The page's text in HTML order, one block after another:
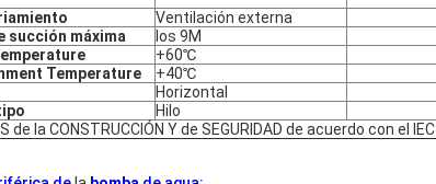
Ventilación externa
succión máxima
los 9M
+60℃
Temperature
+40℃
Horizontal
Hilo
de la CONSTRUCCIÓN Y de SEGURIDAD de acuerdo con el IEC